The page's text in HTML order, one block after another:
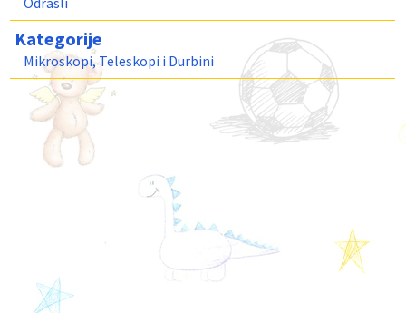
Kategorije
Mikroskopi, Teleskopi i Durbini